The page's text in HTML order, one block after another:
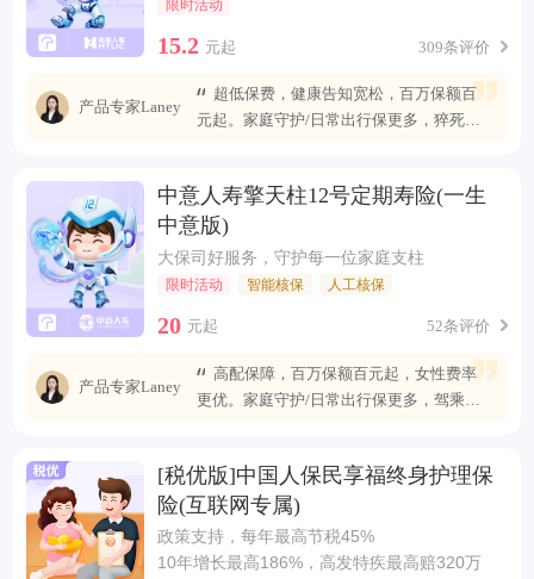
限时活动
15.2 元起 309条评价
产品专家Laney
超低保费，健康告知宽松，百万保额百
元起。家庭守护/日常出行保更多，猝死可
中意人寿擎天柱12号定期寿险(一生
中意版)
大保司好服务，守护每一位家庭支柱
限时活动 智能核保 人工核保
20 元起 52条评价
产品专家Laney
高配保障，百万保额百元起，女性费率
更优。家庭守护/日常出行保更多，驾乘自
[税优版]中国人保民享福终身护理保
险(互联网专属)
政策支持，每年最高节税45%
10年增长最高186%，高发特疾最高赔320万